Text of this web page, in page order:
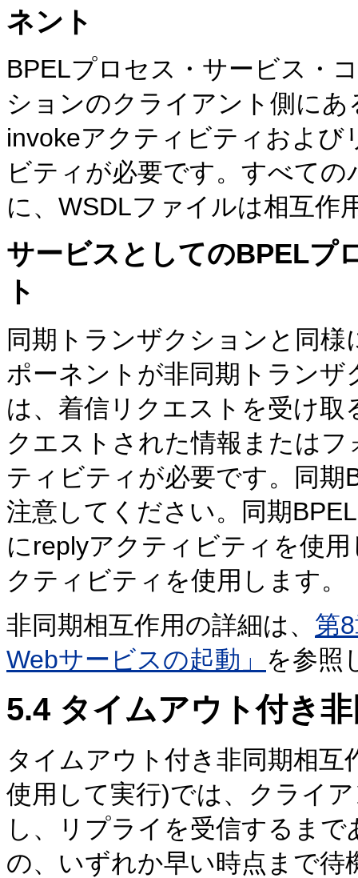
ネント
BPELプロセス・サービス・
ションのクライアント側に
invokeアクティビティおよ
ビティが必要です。すべて
に、WSDLファイルは相互作
サービスとしてのBPELプ
ト
同期トランザクションと同
ポーネントが非同期トラン
は、着信リクエストを受け
クエストされた情報または
ティビティが必要です。同
注意してください。同期
にreplyアクティビティを使
クティビティを使用します。
非同期相互作用の詳細は、 第
Webサービスの起動」 を参照
5.4 タイムアウト付き
タイムアウト付き非同期相
使用して実行)では、クライ
し、リプライを受信するま
の、いずれか早い時点まで